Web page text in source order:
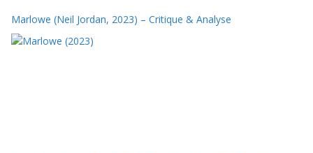
Marlowe (Neil Jordan, 2023) – Critique & Analyse